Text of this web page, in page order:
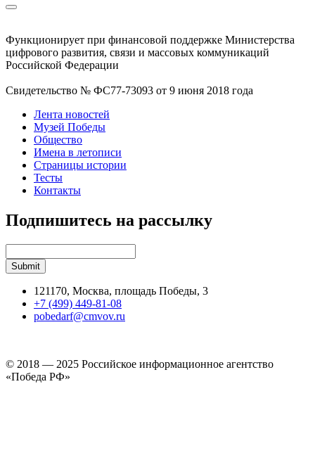
Функционирует при финансовой поддержке Министерства
цифрового развития, связи и массовых коммуникаций
Российской Федерации
Свидетельство № ФС77-73093 от 9 июня 2018 года
Лента новостей
Музей Победы
Общество
Имена в летописи
Страницы истории
Тесты
Контакты
Подпишитесь на рассылку
121170, Москва, площадь Победы, 3
+7 (499) 449-81-08
pobedarf@cmvov.ru
© 2018 — 2025 Российское информационное агентство
«Победа РФ»